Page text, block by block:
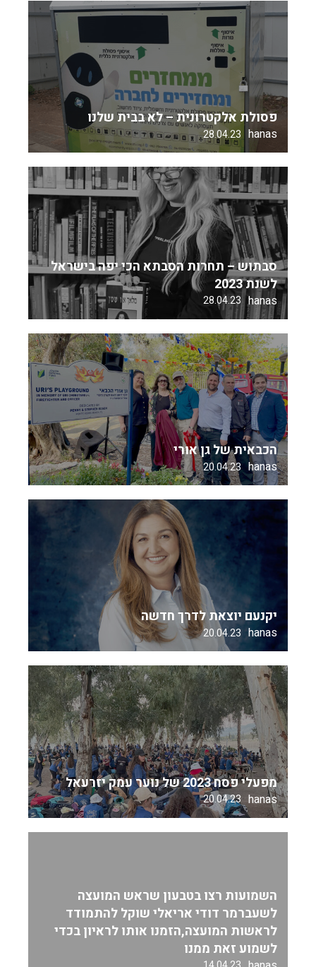
פסולת אלקטרונית – לא בבית שלנו
hanas
28.04.23
סבתוש – תחרות הסבתא הכי יפה בישראל
לשנת 2023
hanas
28.04.23
הכבאית של גן אורי
hanas
20.04.23
יקנעם יוצאת לדרך חדשה
hanas
20.04.23
מפעלי פסח 2023 של נוער עמק יזרעאל
hanas
20.04.23
השמועות רצו בטבעון שראש המועצה
לשעברמר דודי אריאלי שוקל להתמודד
לראשות המועצה,הזמנו אותו לראיון בכדי
לשמוע זאת ממנו